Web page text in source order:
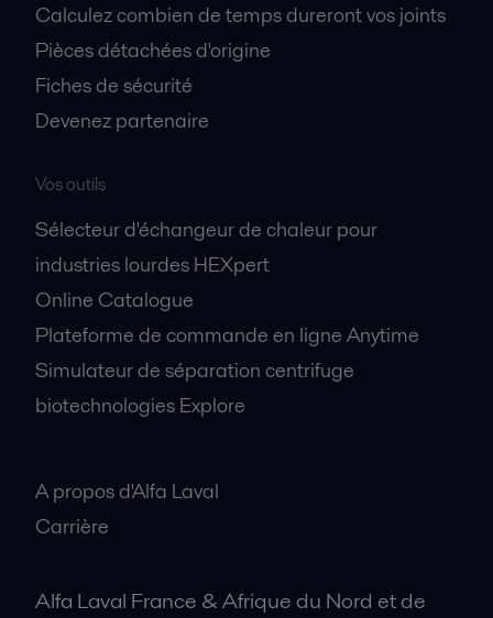
Calculez combien de temps dureront vos joints
Pièces détachées d'origine
Fiches de sécurité
Devenez partenaire
Vos outils
Sélecteur d'échangeur de chaleur pour
industries lourdes HEXpert
Online Catalogue
Plateforme de commande en ligne Anytime
Simulateur de séparation centrifuge
biotechnologies Explore
A propos d'Alfa Laval
Carrière
Alfa Laval France & Afrique du Nord et de